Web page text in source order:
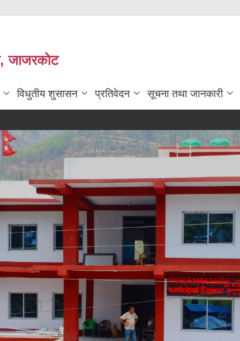
जाजरकाेट
विधुतीय शुसासन प्रतिवेदन सूचना तथा जानकारी